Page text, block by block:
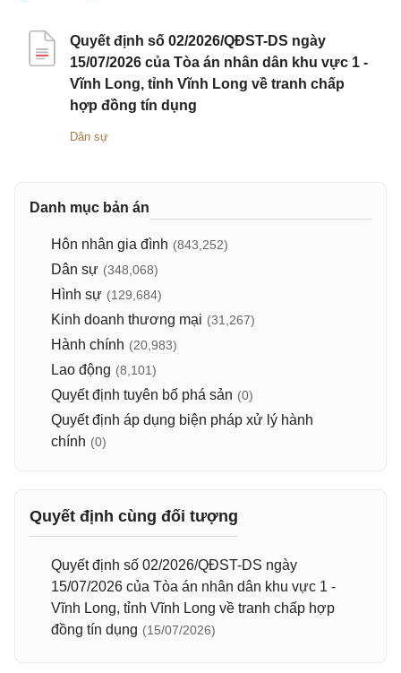
Quyết định số 02/2026/QĐST-DS ngày
15/07/2026 của Tòa án nhân dân khu vực 1 -
Vĩnh Long, tỉnh Vĩnh Long về tranh chấp
hợp đồng tín dụng
Dân sự
Danh mục bản án
Hôn nhân gia đình (843,252)
Dân sự (348,068)
Hình sự (129,684)
Kinh doanh thương mại (31,267)
Hành chính (20,983)
Lao động (8,101)
Quyết định tuyên bố phá sản (0)
Quyết định áp dụng biện pháp xử lý hành
chính (0)
Quyết định cùng đối tượng
Quyết định số 02/2026/QĐST-DS ngày
15/07/2026 của Tòa án nhân dân khu vực 1 -
Vĩnh Long, tỉnh Vĩnh Long về tranh chấp hợp
đồng tín dụng (15/07/2026)